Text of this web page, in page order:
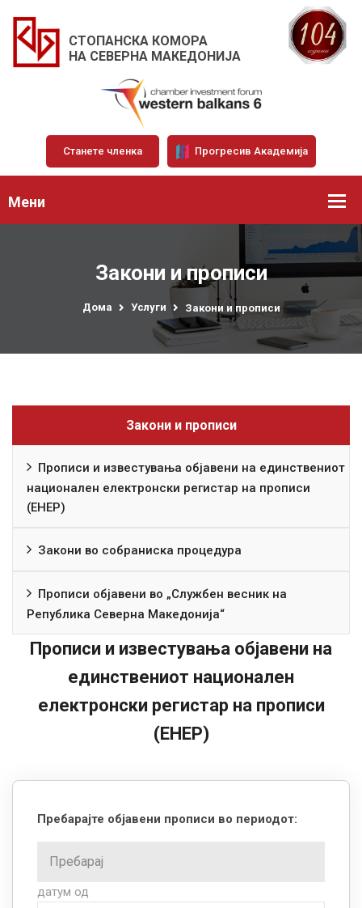
СТОПАНСКА КОМОРА
НА СЕВЕРНА МАКЕДОНИЈА
Станете членка Прогресив Академија
Мени
Закони и прописи
Дома Услуги Закони и прописи
Закони и прописи
Прописи и известувања објавени на единствениот
национален електронски регистар на прописи
(ЕНЕР)
Закони во собраниска процедура
Прописи објавени во „Службен весник на
Република Северна Македонија“
Прописи и известувања објавени на
единствениот национален
електронски регистар на прописи
(ЕНЕР)
Пребарајте објавени прописи во периодот:
датум од